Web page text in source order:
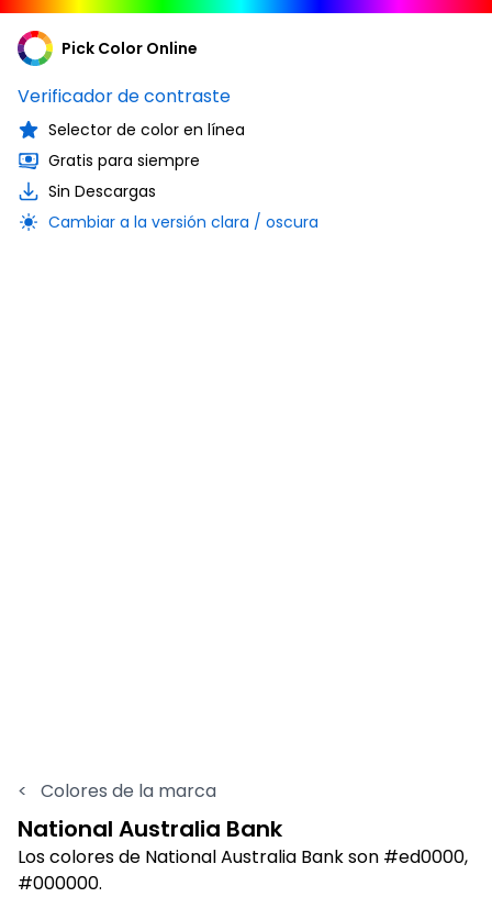
Pick Color Online
Verificador de contraste
Selector de color en línea
Gratis para siempre
Sin Descargas
Cambiar a la versión clara / oscura
< Colores de la marca
National Australia Bank
Los colores de National Australia Bank son #ed0000,
#000000.